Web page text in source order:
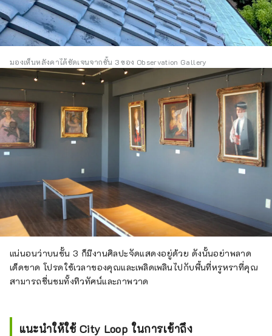
มองเห็นหลังคาได้ชัดเจนจากชั้น 3 ของ Observation Gallery
แน่นอนว่าบนชั้น 3 ก็มีงานศิลปะจัดแสดงอยู่ด้วย ดังนั้นอย่าพลาด
เด็ดขาด โปรดใช้เวลาของคุณและเพลิดเพลินไปกับพื้นที่หรูหราที่คุณ
สามารถชื่นชมทั้งทิวทัศน์และภาพวาด
แนะนำให้ใช้ City Loop ในการเข้าถึง